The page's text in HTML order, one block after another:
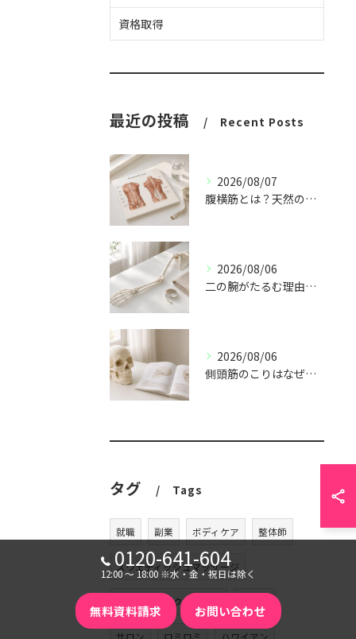
資格取得
最近の投稿 Recent Posts
2026/08/07
腹横筋とは？天然のコルセットと呼ばれる理由
2026/08/06
二の腕がたるむ理由｜上腕三頭筋と姿勢の関係
2026/08/06
側頭筋のこりはなぜ起こる？食いしばりとの関係
タグ Tags
就職 副業 ボディケア 整体師
スウェディッシュマッサージ
ハンドリフレクソロジー
0120-641-604
12:00 〜 18:00 ※水・金・祝日は除く
無料資料請求 お問い合わせ